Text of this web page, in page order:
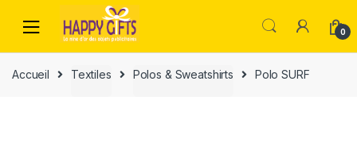
0
Accueil Textiles Polos & Sweatshirts Polo SURF